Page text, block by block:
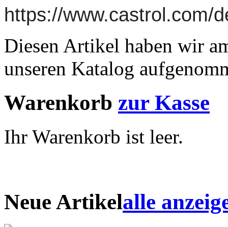
https://www.castrol.com/
Diesen Artikel haben wir
unseren Katalog
Warenkorb zur Kasse
Ihr Warenkorb ist leer.
Neue Artikelalle